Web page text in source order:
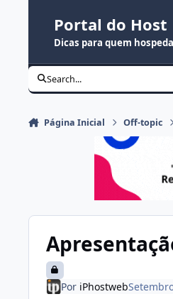
Portal do Host
Dicas para quem hospeda
Search...
Página Inicial Off-topic
Por iPhostweb